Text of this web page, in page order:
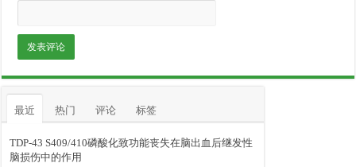
最近 热门 评论 标签
TDP-43 S409/410磷酸化致功能丧失在脑出血后继发性
脑损伤中的作用